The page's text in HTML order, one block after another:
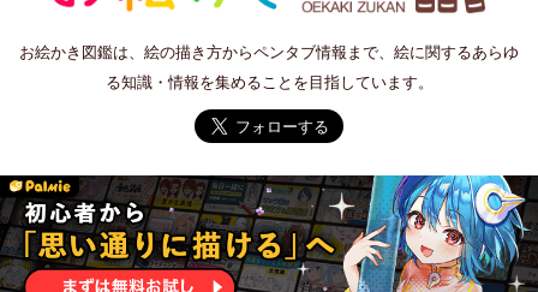
お絵かき図鑑は、絵の描き方からペンタブ情報まで、絵に関するあらゆ
る知識・情報を集めることを目指しています。